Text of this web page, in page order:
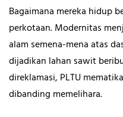
Bagaimana mereka hidup
perkotaan. Modernitas
alam semena-mena atas
dijadikan lahan sawit
direklamasi, PLTU
dibanding memelihara.